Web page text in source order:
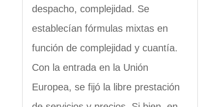
despacho, complejidad. Se
establecían fórmulas mixtas en
función de complejidad y cuantía.
Con la entrada en la Unión
Europea, se fijó la libre prestación